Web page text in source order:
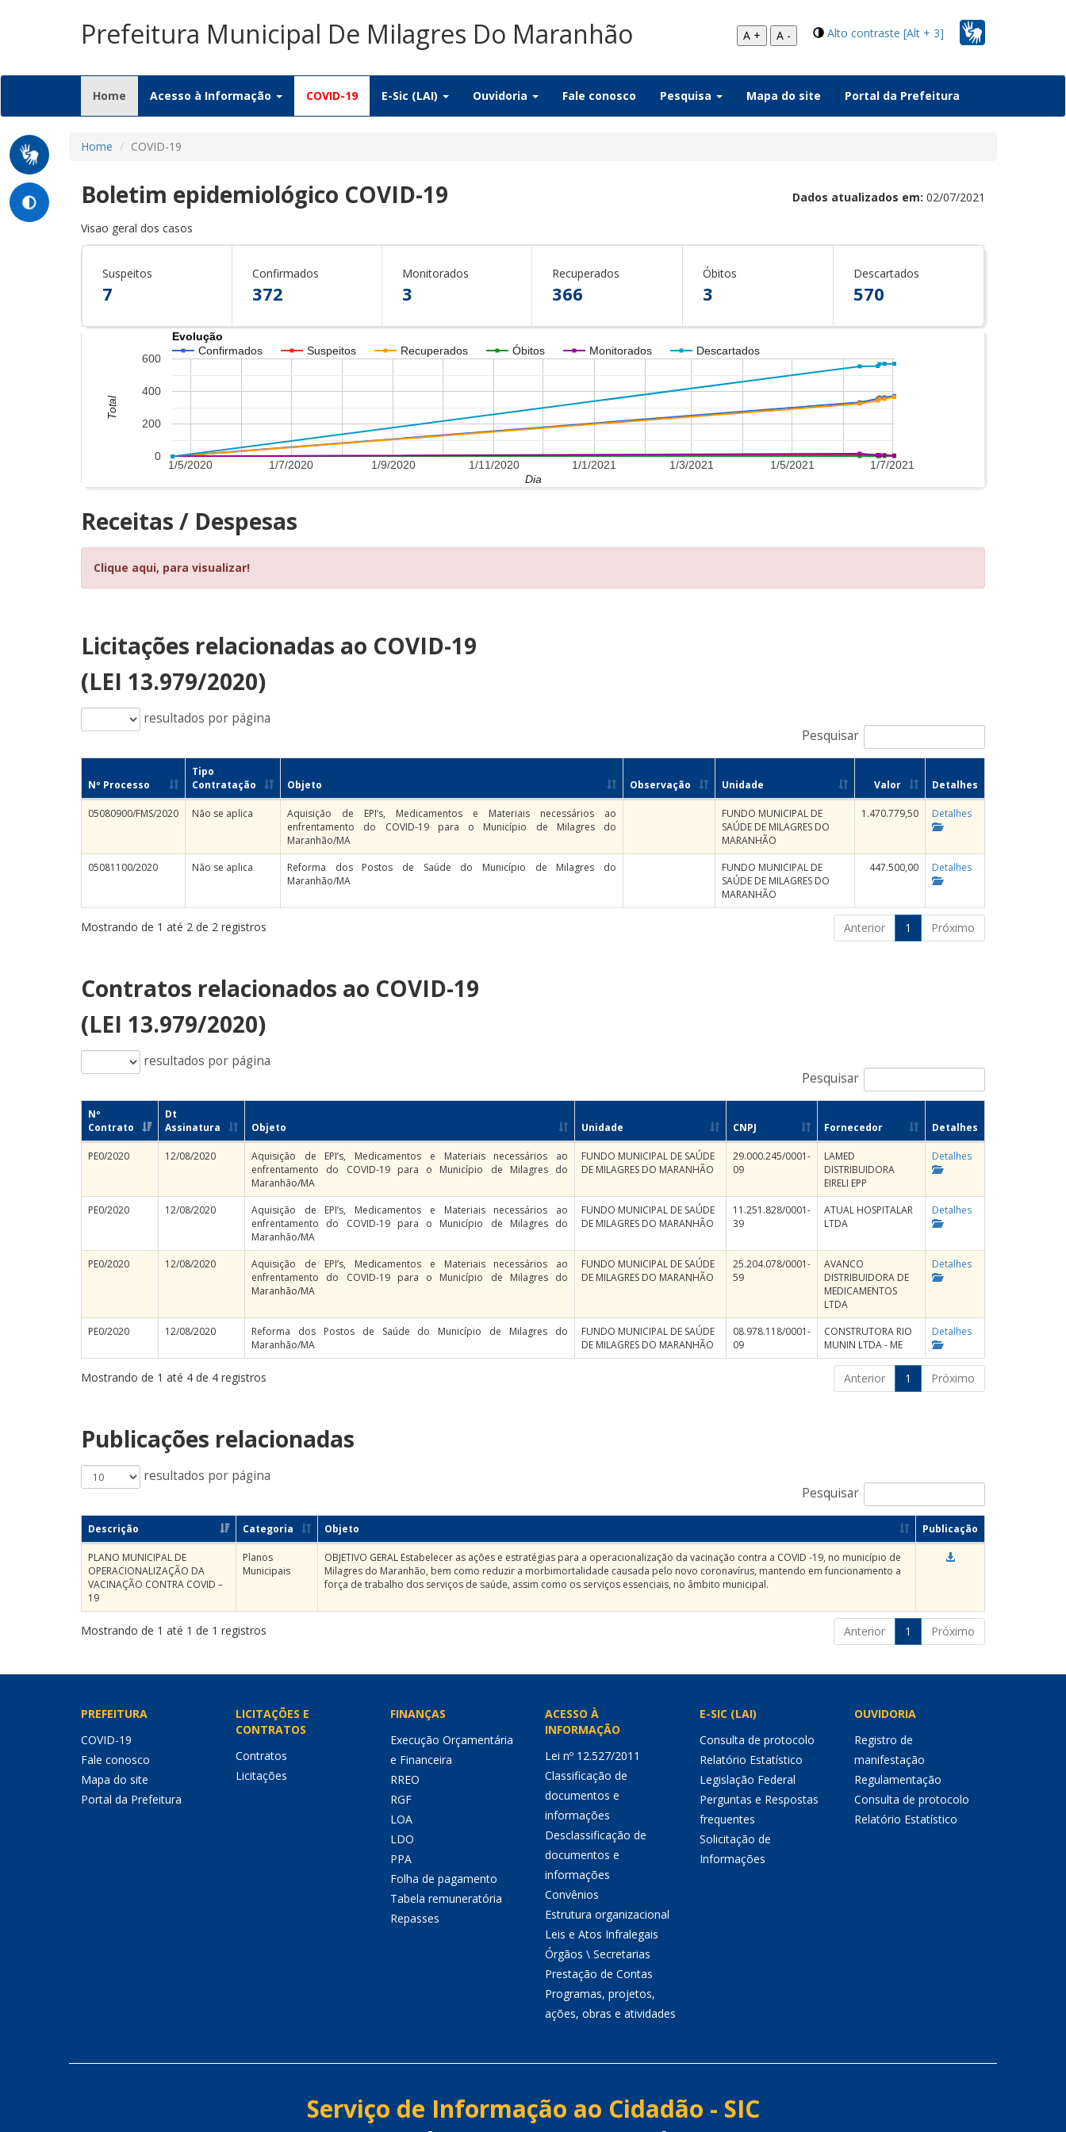
Prefeitura Municipal De Milagres Do Maranhão Alto contraste [Alt + 3]
A + A -
Home (current)
Acesso à Informação COVID-19 E-Sic (LAI) Ouvidoria Fale conosco Pesquisa Mapa do site Portal da Prefeitura
Home COVID-19
Boletim epidemiológico COVID-19 Dados atualizados em: 02/07/2021
Visao geral dos casos
Suspeitos
7
Confirmados
372
Monitorados
3
Recuperados
366
Óbitos
3
Descartados
570
Evolução
Confirmados
Suspeitos Recuperados Óbitos Monitorados Descartados
1/5/2020 1/7/2020 1/9/2020 1/11/2020 1/1/2021 1/3/2021 1/5/2021 1/7/2021
0
200
400
600
Dia
Total
Receitas / Despesas
Clique aqui, para visualizar!
Licitações relacionadas ao COVID-19
(LEI 13.979/2020)
resultados por página
Pesquisar
Nº Processo
Tipo
Contratação
Objeto Observação Unidade Valor Detalhes
05080900/FMS/2020 Não se aplica
Aquisição de EPI’s, Medicamentos e Materiais necessários ao
enfrentamento do COVID-19 para o Município de Milagres do
Maranhão/MA
FUNDO MUNICIPAL DE
SAÚDE DE MILAGRES DO
MARANHÃO
1.470.779,50 Detalhes
05081100/2020 Não se aplica
Reforma dos Postos de Saúde do Município de Milagres do
Maranhão/MA
FUNDO MUNICIPAL DE
SAÚDE DE MILAGRES DO
MARANHÃO
447.500,00 Detalhes
Mostrando de 1 até 2 de 2 registros Anterior 1 Próximo
Contratos relacionados ao COVID-19
(LEI 13.979/2020)
resultados por página
Pesquisar
Nº
Contrato
Dt
Assinatura
Objeto Unidade CNPJ Fornecedor Detalhes
PE0/2020 12/08/2020
Aquisição de EPI’s, Medicamentos e Materiais necessários ao
enfrentamento do COVID-19 para o Município de Milagres do
Maranhão/MA
FUNDO MUNICIPAL DE SAÚDE
DE MILAGRES DO MARANHÃO
29.000.245/0001-
09
LAMED
DISTRIBUIDORA
EIRELI EPP
Detalhes
PE0/2020 12/08/2020
Aquisição de EPI’s, Medicamentos e Materiais necessários ao
enfrentamento do COVID-19 para o Município de Milagres do
Maranhão/MA
FUNDO MUNICIPAL DE SAÚDE
DE MILAGRES DO MARANHÃO
11.251.828/0001-
39
ATUAL HOSPITALAR
LTDA
Detalhes
PE0/2020 12/08/2020
Aquisição de EPI’s, Medicamentos e Materiais necessários ao
enfrentamento do COVID-19 para o Município de Milagres do
Maranhão/MA
FUNDO MUNICIPAL DE SAÚDE
DE MILAGRES DO MARANHÃO
25.204.078/0001-
59
AVANCO
DISTRIBUIDORA DE
MEDICAMENTOS
LTDA
Detalhes
PE0/2020 12/08/2020
Reforma dos Postos de Saúde do Município de Milagres do
Maranhão/MA
FUNDO MUNICIPAL DE SAÚDE
DE MILAGRES DO MARANHÃO
08.978.118/0001-
09
CONSTRUTORA RIO
MUNIN LTDA - ME
Detalhes
Mostrando de 1 até 4 de 4 registros Anterior 1 Próximo
Publicações relacionadas
resultados por página
Pesquisar
Descrição Categoria Objeto Publicação
PLANO MUNICIPAL DE
OPERACIONALIZAÇÃO DA
VACINAÇÃO CONTRA COVID –
19
Planos
Municipais
OBJETIVO GERAL Estabelecer as ações e estratégias para a operacionalização da vacinação contra a COVID -19, no município de
Milagres do Maranhão, bem como reduzir a morbimortalidade causada pelo novo coronavírus, mantendo em funcionamento a
força de trabalho dos serviços de saúde, assim como os serviços essenciais, no âmbito municipal.
Mostrando de 1 até 1 de 1 registros Anterior 1 Próximo
PREFEITURA
COVID-19
Fale conosco
Mapa do site
Portal da Prefeitura
LICITAÇÕES E
CONTRATOS
Contratos
Licitações
FINANÇAS
Execução Orçamentária
e Financeira
RREO
RGF
LOA
LDO
PPA
Folha de pagamento
Tabela remuneratória
Repasses
ACESSO À
INFORMAÇÃO
Lei nº 12.527/2011
Classificação de
documentos e
informações
Desclassificação de
documentos e
informações
Convênios
Estrutura organizacional
Leis e Atos Infralegais
Órgãos \ Secretarias
Prestação de Contas
Programas, projetos,
ações, obras e atividades
E-SIC (LAI)
Consulta de protocolo
Relatório Estatístico
Legislação Federal
Perguntas e Respostas
frequentes
Solicitação de
Informações
OUVIDORIA
Registro de
manifestação
Regulamentação
Consulta de protocolo
Relatório Estatístico
Serviço de Informação ao Cidadão - SIC